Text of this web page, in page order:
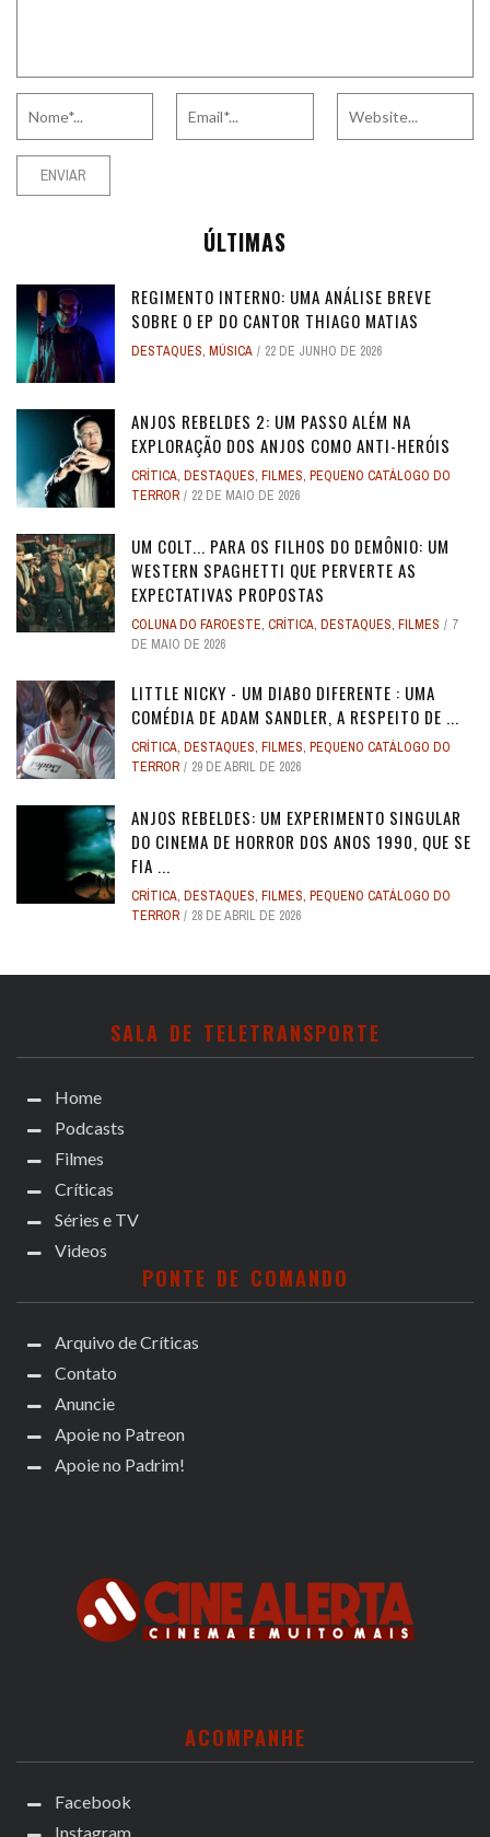
ÚLTIMAS
REGIMENTO INTERNO: UMA ANÁLISE BREVE
SOBRE O EP DO CANTOR THIAGO MATIAS
DESTAQUES, MÚSICA 22 DE JUNHO DE 2026
ANJOS REBELDES 2: UM PASSO ALÉM NA
EXPLORAÇÃO DOS ANJOS COMO ANTI-HERÓIS
CRÍTICA, DESTAQUES, FILMES, PEQUENO CATÁLOGO DO
TERROR
22 DE MAIO DE 2026
UM COLT... PARA OS FILHOS DO DEMÔNIO: UM
WESTERN SPAGHETTI QUE PERVERTE AS
EXPECTATIVAS PROPOSTAS
COLUNA DO FAROESTE, CRÍTICA, DESTAQUES, FILMES
7
DE MAIO DE 2026
LITTLE NICKY - UM DIABO DIFERENTE : UMA
COMÉDIA DE ADAM SANDLER, A RESPEITO DE ...
CRÍTICA, DESTAQUES, FILMES, PEQUENO CATÁLOGO DO
TERROR
29 DE ABRIL DE 2026
ANJOS REBELDES: UM EXPERIMENTO SINGULAR
DO CINEMA DE HORROR DOS ANOS 1990, QUE SE
FIA ...
CRÍTICA, DESTAQUES, FILMES, PEQUENO CATÁLOGO DO
TERROR
28 DE ABRIL DE 2026
SALA DE TELETRANSPORTE
Home
Podcasts
Filmes
Críticas
Séries e TV
Videos
PONTE DE COMANDO
Arquivo de Críticas
Contato
Anuncie
Apoie no Patreon
Apoie no Padrim!
ACOMPANHE
Facebook
Instagram